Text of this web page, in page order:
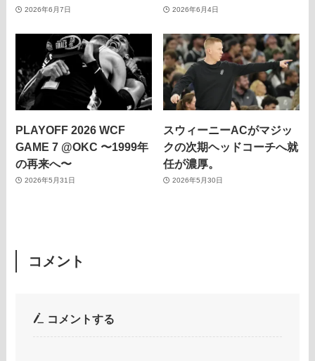
2026年6月7日 2026年6月4日
PLAYOFF 2026 WCF
GAME 7 @OKC 〜1999年
の再来へ〜
2026年5月31日
スウィーニーACがマジッ
クの次期ヘッドコーチへ就
任が濃厚。
2026年5月30日
コメント
コメントする